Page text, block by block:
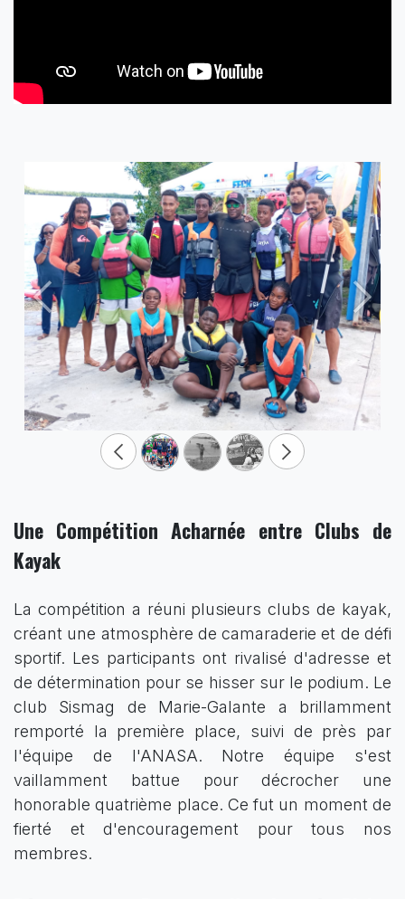
Précédent
Une Compétition Acharnée entre Clubs de
Kayak
La compétition a réuni plusieurs clubs de kayak,
créant une atmosphère de camaraderie et de défi
sportif. Les participants ont rivalisé d'adresse et
de détermination pour se hisser sur le podium. Le
club Sismag de Marie-Galante a brillamment
remporté la première place, suivi de près par
l'équipe de l'ANASA. Notre équipe s'est
vaillamment battue pour décrocher une
honorable quatrième place. Ce fut un moment de
fierté et d'encouragement pour tous nos
membres.